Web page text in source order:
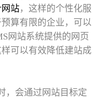
站，这样的个性化服
算有限的企业，可以
网站系统提供的网页
可以有效降低建站成
，会通过网站目标定